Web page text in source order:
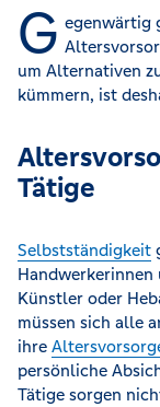
G egenwärtig
um Alternativen
kümmern, ist
Tätige
Selbstständigkeit
Künstler oder
müssen sich alle
ihre
persönliche
Tätige sorgen